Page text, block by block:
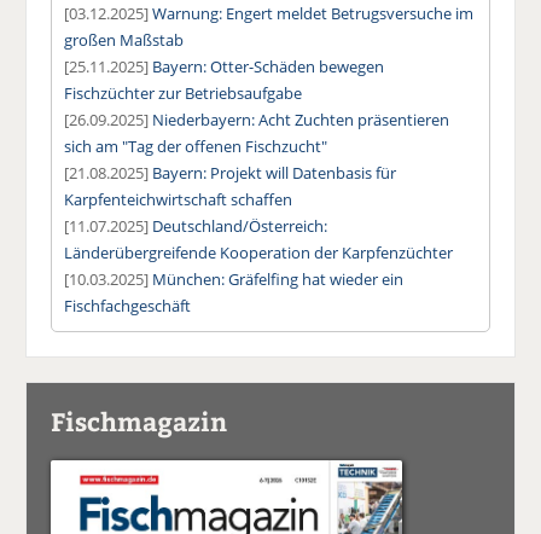
[03.12.2025]Warnung: Engert meldet Betrugsversuche im
großen Maßstab
[25.11.2025] Bayern: Otter-Schäden bewegen
Fischzüchter zur Betriebsaufgabe
[26.09.2025] Niederbayern: Acht Zuchten präsentieren
sich am "Tag der offenen Fischzucht"
[21.08.2025] Bayern: Projekt will Datenbasis für
Karpfenteichwirtschaft schaffen
[11.07.2025] Deutschland/Österreich:
Länderübergreifende Kooperation der Karpfenzüchter
[10.03.2025] München: Gräfelfing hat wieder ein
Fischfachgeschäft
Fischmagazin